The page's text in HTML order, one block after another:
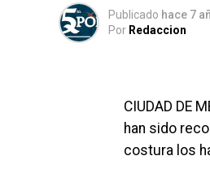
Publicado hace 7
Por Redaccion
CIUDAD DE
han sido
costura los